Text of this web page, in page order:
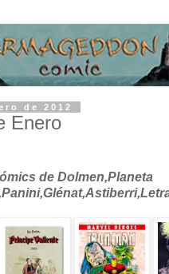
de 2012
Enero
de Dolmen,Planeta